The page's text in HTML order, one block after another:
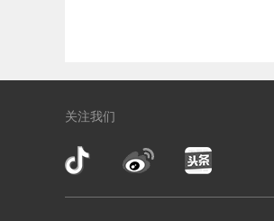
关注我们